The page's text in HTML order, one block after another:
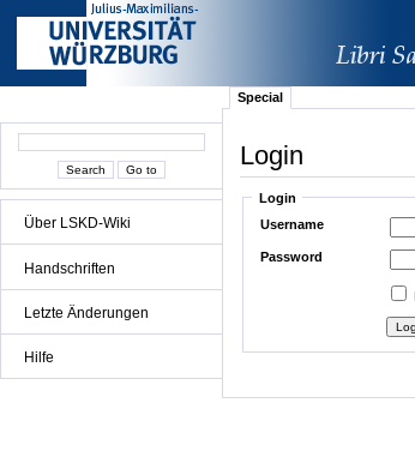
Über LSKD-Wiki
Handschriften
Letzte Änderungen
Hilfe
Special
Login
Login
Username
Password